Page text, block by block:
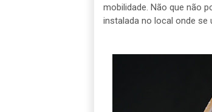
mobilidade. Não que não
instalada no local onde se